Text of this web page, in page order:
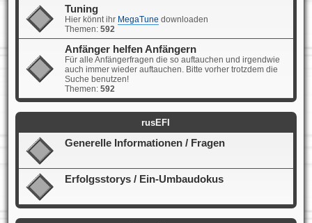
Tuning
Hier könnt ihr MegaTune downloaden
Themen: 592
Anfänger helfen Anfängern
Für alle Anfängerfragen die so auftauchen und irgendwie
auch immer wieder auftauchen. Bitte vorher trotzdem die
Suche benutzen!
Themen: 592
rusEFI
Generelle Informationen / Fragen
Erfolgsstorys / Ein-Umbaudokus